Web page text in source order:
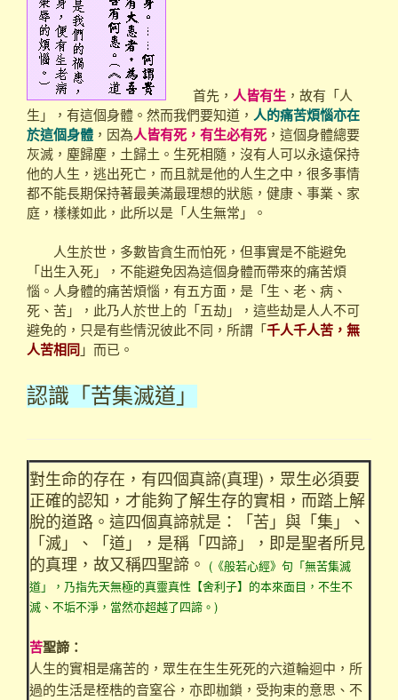
首先， 人皆有生 ，故有「人
生」，有這個身體。然而我們要知道， 人的痛苦煩惱亦在
於這個身體 ，因為人皆有死，有生必有死 ，這個身體總要
灰滅，塵歸塵，土歸土。生死相隨，沒有人可以永遠保持
他的人生，逃出死亡，而且就是他的人生之中，很多事情
都不能長期保持著最美滿最理想的狀態，健康、事業、家
庭，樣樣如此，此所以是「人生無常」。
人生於世，多數皆貪生而怕死，但事實是不能避免
「出生入死」，不能避免因為這個身體而帶來的痛苦煩
惱。人身體的痛苦煩惱，有五方面，是「生、老、病、
死、苦」，此乃人於世上的「五劫」，這些劫是人人不可
避免的，只是有些情況彼此不同，所謂「千人千人苦，無
人苦相同」而已。
認識「苦集滅道」
對生命的存在，有四個真諦(真理)，眾生必須要
正確的認知，才能夠了解生存的實相，而踏上解
脫的道路。這四個真諦就是：「苦」與「集」、
「滅」、「道」，是稱「四諦」，即是聖者所見
的真理，故又稱四聖諦。 (《般若心經》句「無苦集滅
道」，乃指先天無極的真靈真性【舍利子】的本來面目，不生不
滅、不垢不淨，當然亦超越了四諦。)
苦聖諦：
人生的實相是痛苦的，眾生在生生死死的六道輪迴中，所
過的生活是桎梏的音窒谷，亦即枷鎖，受拘束的意思、不